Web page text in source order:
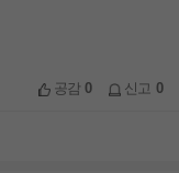
공감0 신고 0